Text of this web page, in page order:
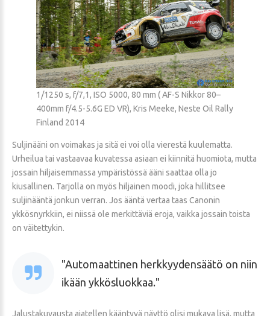
1/1250 s, f/7,1, ISO 5000, 80 mm ( AF-S Nikkor 80–
400mm f/4.5-5.6G ED VR), Kris Meeke, Neste Oil Rally
Finland 2014
Suljinääni on voimakas ja sitä ei voi olla vierestä kuulematta.
Urheilua tai vastaavaa kuvatessa asiaan ei kiinnitä huomiota, mutta
jossain hiljaisemmassa ympäristössä ääni saattaa olla jo
kiusallinen. Tarjolla on myös hiljainen moodi, joka hillitsee
suljinääntä jonkun verran. Jos ääntä vertaa taas Canonin
ykkösnyrkkiin, ei niissä ole merkittäviä eroja, vaikka jossain toista
on väitettykin.
Automaattinen herkkyydensäätö on niin
ikään ykkösluokkaa.
Jalustakuvausta ajatellen kääntyvä näyttö olisi mukava lisä, mutta